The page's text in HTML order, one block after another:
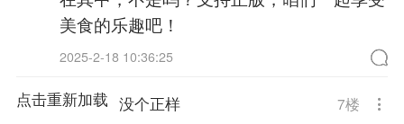
美食的乐趣吧！
2025-2-18 10:36:25
点击重新加载 7楼
没个正样